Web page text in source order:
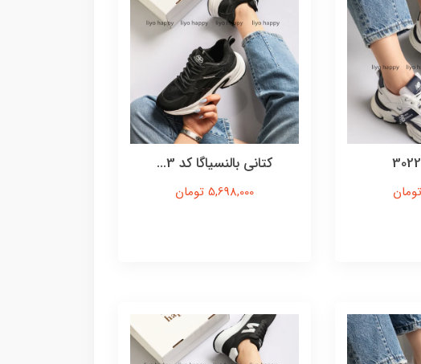
کتانی بالنسیاگا کد 3...
5,698,000 تومان